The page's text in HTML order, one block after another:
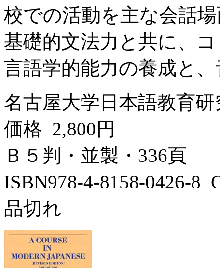
校での活動を主な会話
基礎的文法力と共に、
言語学的能力の養成と
名古屋大学日本語教育
価格 2,800円
Ｂ５判・並製・336頁
ISBN978-4-8158-0426-8
品切れ